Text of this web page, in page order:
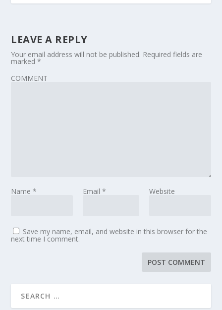
LEAVE A REPLY
Your email address will not be published. Required fields are
marked*
COMMENT
Name* Email * Website
Save my name, email, and website in this browser for the
next time I comment.